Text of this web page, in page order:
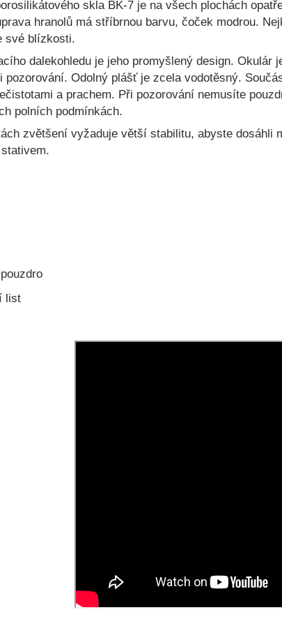
skla BK-7 je na všech plochách
hranolů má stříbrnou barvu, čoček modrou.
své blízkosti.
dalekohledu je jeho promyšlený design.
Odolný plášť je zcela vodotěsný.
a prachem. Při pozorování nemusíte
polních podmínkách.
zvětšení vyžaduje větší stabilitu, abyste
list